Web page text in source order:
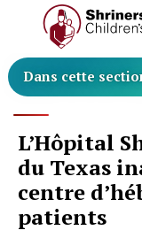
Dans cette
L’Hôpital
du Texas
centre
patients